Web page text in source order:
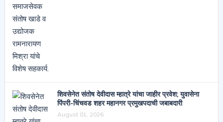
शिवसेनेत संतोष देवीदास म्हात्रे यांचा जाहीर प्रवेश; युवासेना
पिंपरी-चिंचवड शहर महानगर प्रमुखपदाची जबाबदारी
August 01, 2026